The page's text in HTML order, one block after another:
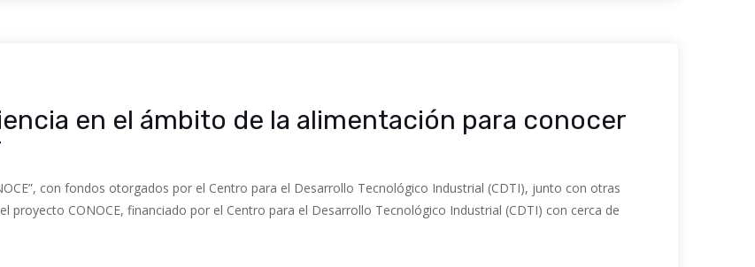
en el ámbito de la alimentación para conocer
con fondos otorgados por el Centro para el Desarrollo Tecnológico Industrial (CDTI), junto con otras
proyecto CONOCE, financiado por el Centro para el Desarrollo Tecnológico Industrial (CDTI) con cerca de